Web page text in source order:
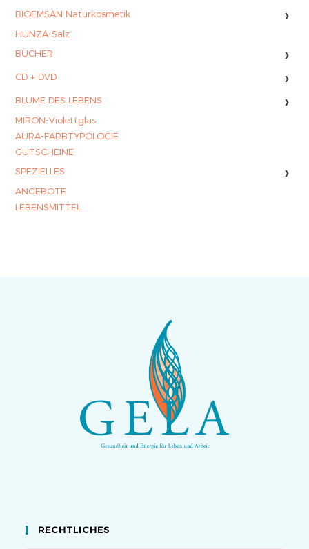
BIOEMSAN Naturkosmetik ›
HUNZA-Salz
BÜCHER
›
CD + DVD ›
BLUME DES LEBENS ›
MIRON-Violettglas
AURA-FARBTYPOLOGIE
GUTSCHEINE
SPEZIELLES
›
ANGEBOTE
LEBENSMITTEL
RECHTLICHES